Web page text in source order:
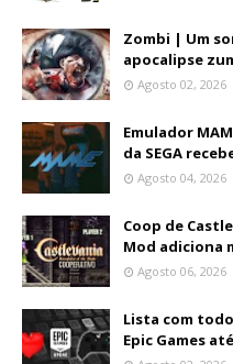
Zombi | Um
apocalipse
Agosto 02, 2026
Emulador
da SEGA
Agosto 04, 2026
Coop de
Mod adiciona
Agosto 06, 2026
Lista com
Epic Games